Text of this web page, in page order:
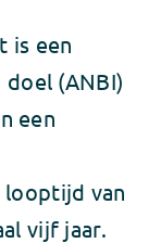
is een
(ANBI)
een
looptijd van
vijf jaar.